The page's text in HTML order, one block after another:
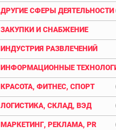
ДРУГИЕ СФЕРЫ ДЕЯТЕЛЬНОСТИ
ЗАКУПКИ И СНАБЖЕНИЕ
ИНДУСТРИЯ РАЗВЛЕЧЕНИЙ
ИНФОРМАЦИОННЫЕ
КРАСОТА, ФИТНЕС, СПОРТ
ЛОГИСТИКА, СКЛАД, ВЭД
МАРКЕТИНГ, РЕКЛАМА, PR